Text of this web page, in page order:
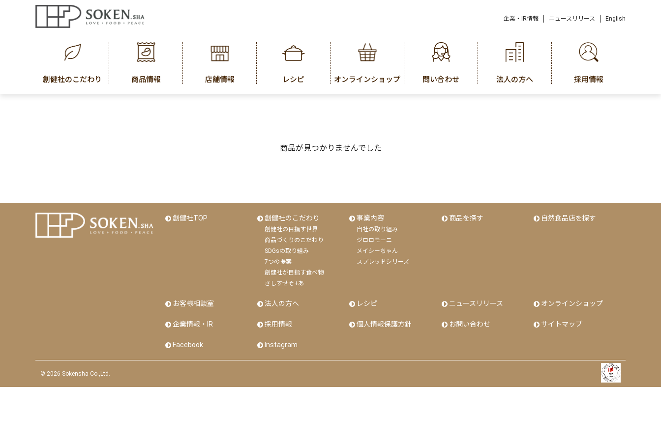
企業・IR情報 ニュースリリース English
創健社のこだわり 商品情報 店舗情報 レシピ オンラインショップ 問い合わせ 法人の方へ 採用情報
商品が見つかりませんでした
創健社TOP 創健社のこだわり
創健社の目指す世界
商品づくりのこだわり
SDGsの取り組み
7つの提案
創健社が目指す食べ物
さしすせそ+あ
事業内容
自社の取り組み
ジロロモーニ
メイシーちゃん
スプレッドシリーズ
商品を探す 自然食品店を探す
お客様相談室 法人の方へ レシピ ニュースリリース オンラインショップ
企業情報・IR 採用情報 個人情報保護方針 お問い合わせ サイトマップ
Facebook Instagram
© 2026 Sokensha Co.,Ltd.